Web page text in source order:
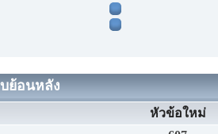
ย้อนหลัง
หัวข้อใหม่